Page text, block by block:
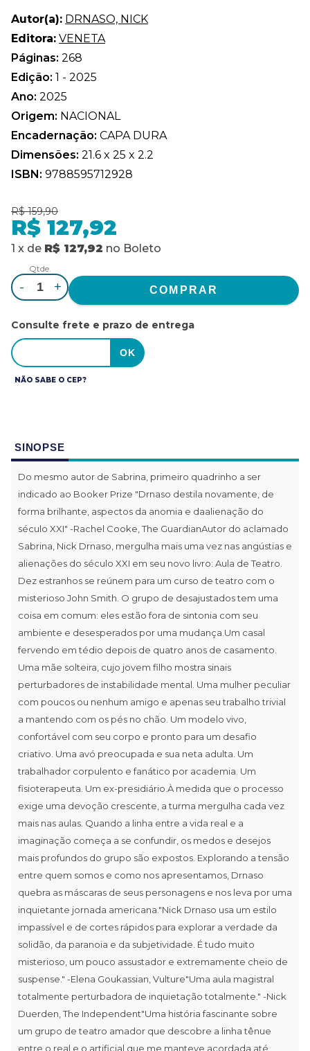
Autor(a): DRNASO, NICK
Editora: VENETA
Páginas: 268
Edição: 1 - 2025
Ano: 2025
Origem: NACIONAL
Encadernação: CAPA DURA
Dimensões: 21.6 x 25 x 2.2
ISBN: 9788595712928
R$ 159,90
R$ 127,92
1 x de R$ 127,92 no Boleto
Qtde.
- +
Consulte frete e prazo de entrega
NÃO SABE O CEP?
SINOPSE
Do mesmo autor de Sabrina, primeiro quadrinho a ser
indicado ao Booker Prize "Drnaso destila novamente, de
forma brilhante, aspectos da anomia e daalienação do
século XXI" -Rachel Cooke, The GuardianAutor do aclamado
Sabrina, Nick Drnaso, mergulha mais uma vez nas angústias e
alienações do século XXI em seu novo livro: Aula de Teatro.
Dez estranhos se reúnem para um curso de teatro com o
misterioso John Smith. O grupo de desajustados tem uma
coisa em comum: eles estão fora de sintonia com seu
ambiente e desesperados por uma mudança.Um casal
fervendo em tédio depois de quatro anos de casamento.
Uma mãe solteira, cujo jovem filho mostra sinais
perturbadores de instabilidade mental. Uma mulher peculiar
com poucos ou nenhum amigo e apenas seu trabalho trivial
a mantendo com os pés no chão. Um modelo vivo,
confortável com seu corpo e pronto para um desafio
criativo. Uma avó preocupada e sua neta adulta. Um
trabalhador corpulento e fanático por academia. Um
fisioterapeuta. Um ex-presidiário.À medida que o processo
exige uma devoção crescente, a turma mergulha cada vez
mais nas aulas. Quando a linha entre a vida real e a
imaginação começa a se confundir, os medos e desejos
mais profundos do grupo são expostos. Explorando a tensão
entre quem somos e como nos apresentamos, Drnaso
quebra as máscaras de seus personagens e nos leva por uma
inquietante jornada americana."Nick Drnaso usa um estilo
impassível e de cortes rápidos para explorar a verdade da
solidão, da paranoia e da subjetividade. É tudo muito
misterioso, um pouco assustador e extremamente cheio de
suspense." -Elena Goukassian, Vulture"Uma aula magistral
totalmente perturbadora de inquietação totalmente." -Nick
Duerden, The Independent"Uma história fascinante sobre
um grupo de teatro amador que descobre a linha tênue
entre o real e o artificial que me manteve acordada até